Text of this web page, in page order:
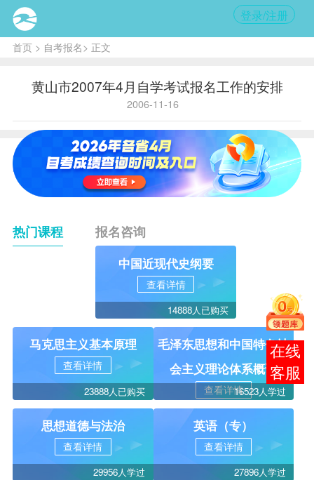
登录/注册
首页> 自考报名> 正文
黄山市2007年4月自学考试报名工作的安排
2006-11-16
热门课程 报名咨询
中国近现代史纲要
查看详情
14888人已购买
马克思主义基本原理
查看详情
23888人已购买
毛泽东思想和中国特色社
会主义理论体系概论
查看详情16523人学过
思想道德与法治
查看详情
29956人学过
英语（专）
查看详情
27896人学过
在线
客服